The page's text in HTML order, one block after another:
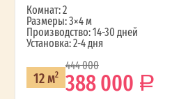
Комнат: 2
Размеры: 3×4 м
Производство: 14-30 дней
Установка: 2-4 дня
12 м2
444 000
388 000